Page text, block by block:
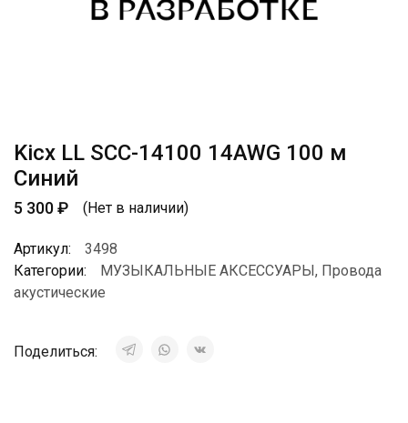
Kicx LL SCC-14100 14AWG 100 м
Синий
5 300₽ (Нет в наличии)
Артикул:
3498
Категории:
МУЗЫКАЛЬНЫЕ АКСЕССУАРЫ, Провода
акустические
Поделиться: